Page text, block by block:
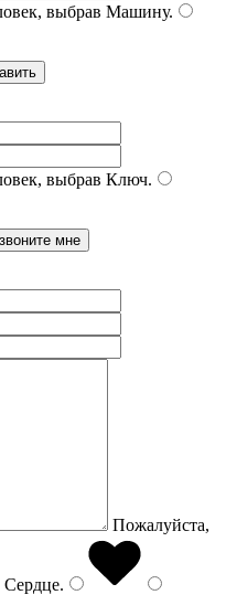
выбрав Машину.
выбрав Ключ.
Пожалуйста,
Сердце.